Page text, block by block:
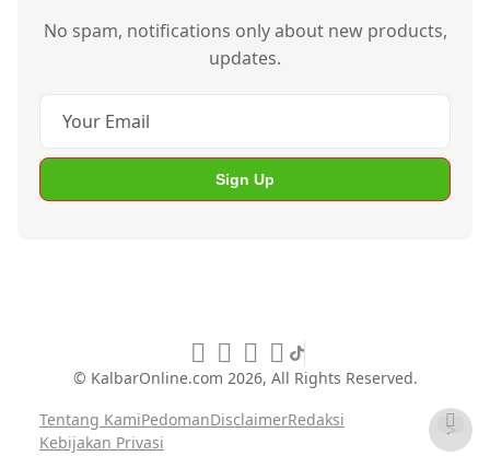
>
No spam, notifications only about new products,
updates.
Sign Up
© KalbarOnline.com 2026, All Rights Reserved.
Tentang KamiPedomanDisclaimerRedaksi
Kebijakan Privasi